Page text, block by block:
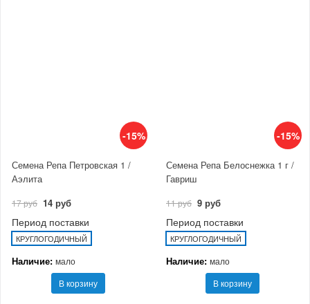
-15%
Семена Репа Петровская 1 /
Аэлита
17 руб 14 руб
Период поставки
КРУГЛОГОДИЧНЫЙ
Наличие: мало
В корзину
-15%
Семена Репа Белоснежка 1 г /
Гавриш
11 руб 9 руб
Период поставки
КРУГЛОГОДИЧНЫЙ
Наличие: мало
В корзину